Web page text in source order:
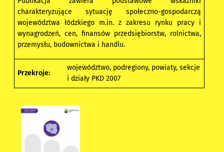
charakteryzujące sytuację społeczno-gospodarczą
województwa łódzkiego m.in. z zakresu rynku pracy i
wynagrodzeń, cen, finansów przedsiębiorstw, rolnictwa,
przemysłu, budownictwa i handlu.
Przekroje:
województwo, podregiony, powiaty, sekcje
i działy PKD 2007